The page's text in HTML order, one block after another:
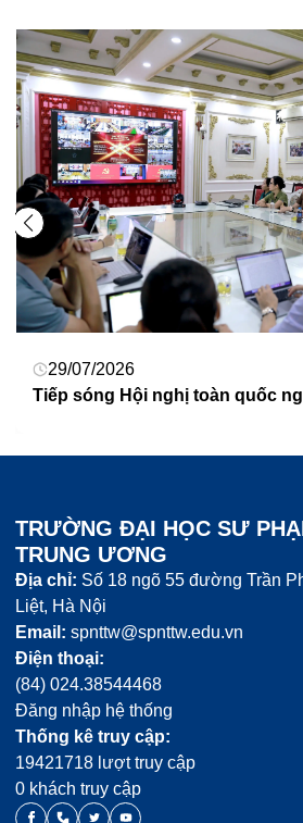
29/07/2026
TRƯỜNG ĐẠI HỌC SƯ
TRUNG ƯƠNG
Địa chỉ: Số 18 ngõ 55 đường Trần
Liệt, Hà Nội
Email: spnttw@spnttw.edu.vn
Điện thoại:
(84) 024.38544468
Đăng nhập hệ thống
Thống kê truy cập:
19421718 lượt truy cập
0 khách truy cập